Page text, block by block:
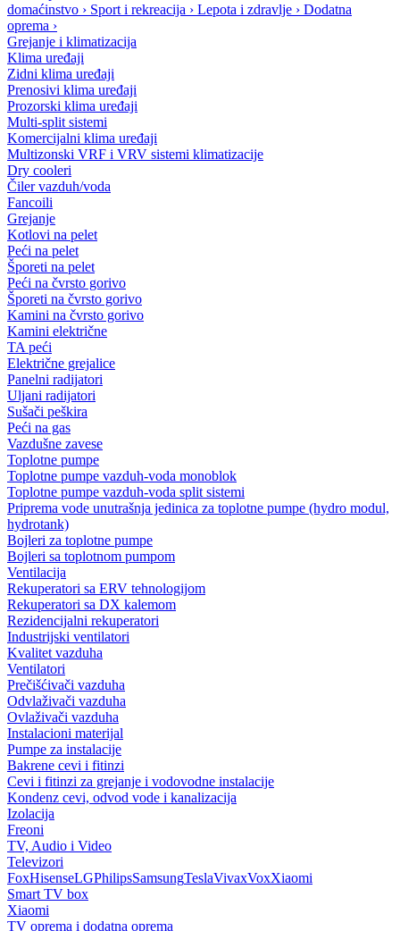
domaćinstvo › Sport i rekreacija › Lepota i zdravlje › Dodatna
oprema ›
Grejanje i klimatizacija
Klima uređaji
Zidni klima uređaji
Prenosivi klima uređaji
Prozorski klima uređaji
Multi-split sistemi
Komercijalni klima uređaji
Multizonski VRF i VRV sistemi klimatizacije
Dry cooleri
Čiler vazduh/voda
Fancoili
Grejanje
Kotlovi na pelet
Peći na pelet
Šporeti na pelet
Peći na čvrsto gorivo
Šporeti na čvrsto gorivo
Kamini na čvrsto gorivo
Kamini električne
TA peći
Električne grejalice
Panelni radijatori
Uljani radijatori
Sušači peškira
Peći na gas
Vazdušne zavese
Toplotne pumpe
Toplotne pumpe vazduh-voda monoblok
Toplotne pumpe vazduh-voda split sistemi
Priprema vode unutrašnja jedinica za toplotne pumpe (hydro modul,
hydrotank)
Bojleri za toplotne pumpe
Bojleri sa toplotnom pumpom
Ventilacija
Rekuperatori sa ERV tehnologijom
Rekuperatori sa DX kalemom
Rezidencijalni rekuperatori
Industrijski ventilatori
Kvalitet vazduha
Ventilatori
Prečišćivači vazduha
Odvlaživači vazduha
Ovlaživači vazduha
Instalacioni materijal
Pumpe za instalacije
Bakrene cevi i fitinzi
Cevi i fitinzi za grejanje i vodovodne instalacije
Kondenz cevi, odvod vode i kanalizacija
Izolacija
Freoni
TV, Audio i Video
Televizori
FoxHisenseLGPhilipsSamsungTeslaVivaxVoxXiaomi
Smart TV box
Xiaomi
TV oprema i dodatna oprema